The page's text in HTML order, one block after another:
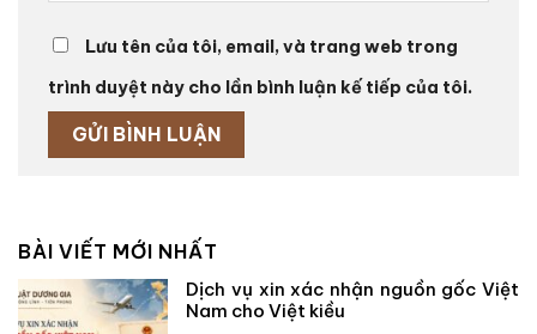
Lưu tên của tôi, email, và trang web trong
trình duyệt này cho lần bình luận kế tiếp của tôi.
BÀI VIẾT MỚI NHẤT
Dịch vụ xin xác nhận nguồn gốc Việt
Nam cho Việt kiều